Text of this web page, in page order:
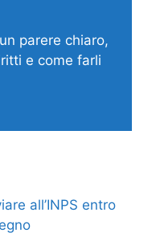
parere chiaro,
e come farli
all’INPS entro